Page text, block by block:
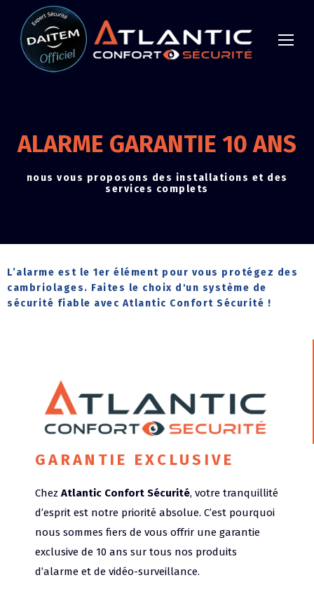
ALARME GARANTIE 10 ANS
nous vous proposons des installations et des
services complets
L’alarme est le 1er élément pour vous protégez des
cambriolages. Faites le choix d'un système de
sécurité fiable avec Atlantic Confort Sécurité !
GARANTIE EXCLUSIVE
Chez Atlantic Confort Sécurité, votre tranquillité
d’esprit est notre priorité absolue. C’est pourquoi
nous sommes fiers de vous offrir une garantie
exclusive de 10 ans sur tous nos produits
d’alarme et de vidéo-surveillance.